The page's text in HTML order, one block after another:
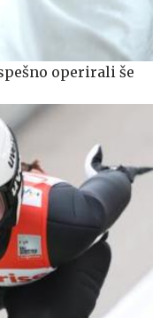
operirali še